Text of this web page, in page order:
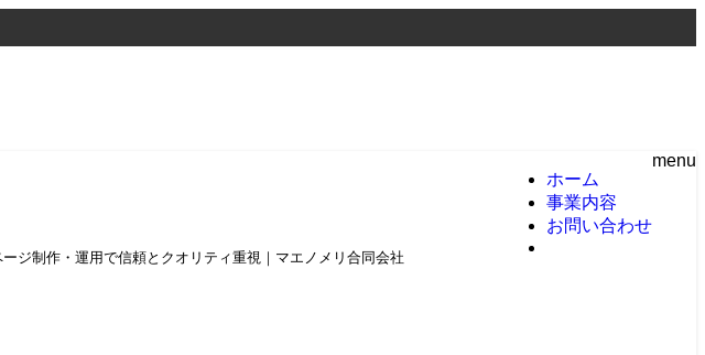
ジ制作・運用で信頼とクオリティ重視｜マエノメリ合同会社
ホーム
事業内容
お問い合わせ
menu